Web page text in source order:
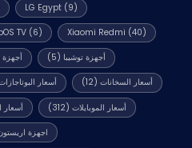
LG Egypt(9)
TV(6) Xiaomi Redmi (40)
أجهزة أجهزة توشيبا (5)
أسعار أسعار السخانات (12)
أسعار أسعار الموبايلات (312)
اجهزة